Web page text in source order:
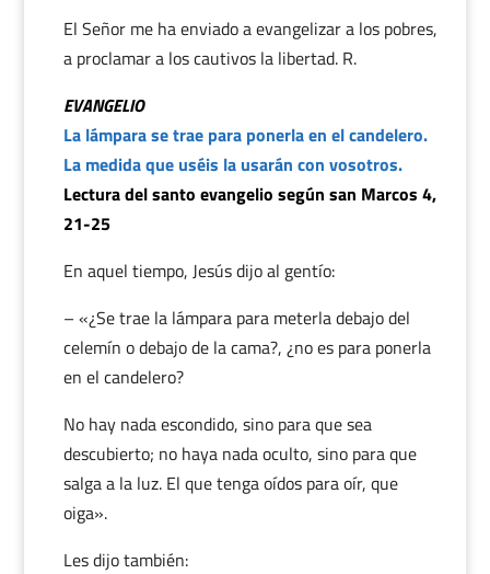
El Señor me ha enviado a evangelizar a los pobres,
a proclamar a los cautivos la libertad. R.
EVANGELIO
La lámpara se trae para ponerla en el candelero.
La medida que uséis la usarán con vosotros.
Lectura del santo evangelio según san Marcos 4,
21-25
En aquel tiempo, Jesús dijo al gentío:
– «¿Se trae la lámpara para meterla debajo del
celemín o debajo de la cama?, ¿no es para ponerla
en el candelero?
No hay nada escondido, sino para que sea
descubierto; no haya nada oculto, sino para que
salga a la luz. El que tenga oídos para oír, que
oiga».
Les dijo también: